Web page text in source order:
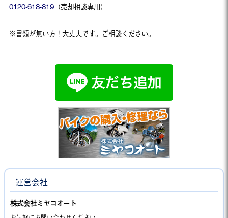
0120-618-819 （売却相談専用）
※書類が無い方！大丈夫です。ご相談ください。
運営会社
株式会社ミヤコオート